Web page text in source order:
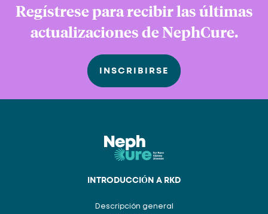
Regístrese para recibir las últimas
actualizaciones de NephCure.
INSCRIBIRSE
INTRODUCCIÓN A RKD
Descripción general